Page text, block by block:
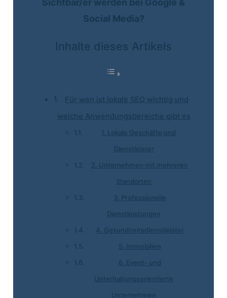
Sichtbar/er werden bei Google &
Social Media?
Inhalte dieses Artikels
Für wen ist lokale SEO wichtig und
welche Anwendungsbereiche gibt es
1. Lokale Geschäfte und
Dienstleister
2. Unternehmen mit mehreren
Standorten
3. Professionelle
Dienstleistungen
4. Gesundheitsdienstleister
5. Immobilien
6. Event- und
Unterhaltungsorientierte
Unternehmen